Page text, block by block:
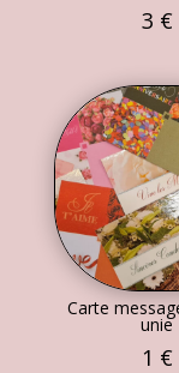
3 €
Carte
unie
1 €